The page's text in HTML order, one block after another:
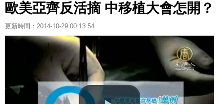
歐美亞齊反活摘 中移植大會怎開？
更新時間：2014-10-29 00:13:54